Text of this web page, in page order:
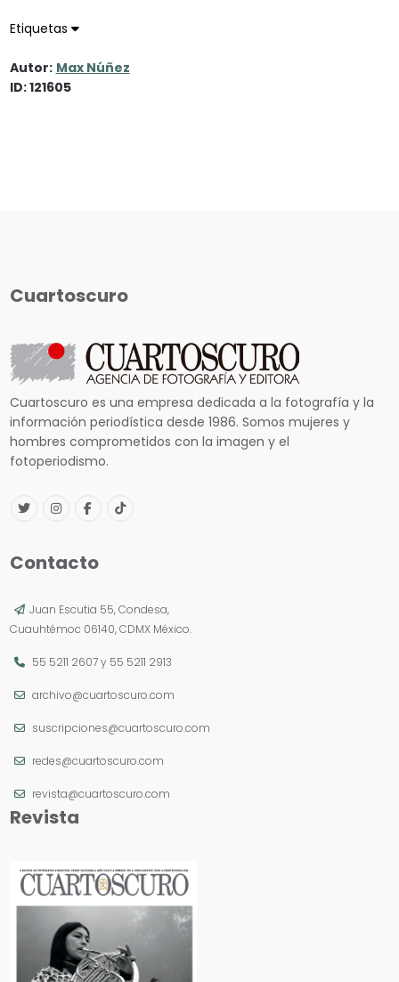
Etiquetas
Autor: Max Núñez
ID: 121605
Cuartoscuro
Cuartoscuro es una empresa dedicada a la fotografía y la
información periodística desde 1986. Somos mujeres y
hombres comprometidos con la imagen y el
fotoperiodismo.
Contacto
Juan Escutia 55, Condesa,
Cuauhtémoc 06140, CDMX México.
55 5211 2607y 55 5211 2913
archivo@cuartoscuro.com
suscripciones@cuartoscuro.com
redes@cuartoscuro.com
revista@cuartoscuro.com
Revista